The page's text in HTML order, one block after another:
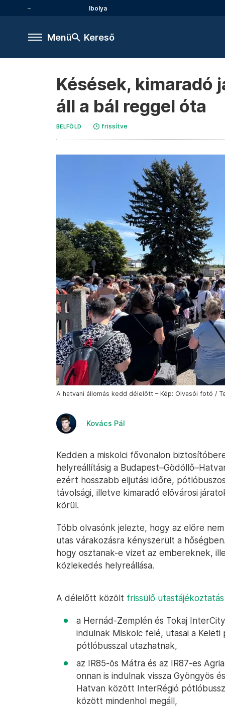
Ibolya
Menü Kereső
Késések, kimaradó
áll a bál reggel óta
BELFÖLD frissítve
A hatvani állomás kedd délelőtt – Kép: Olvasói fotó /
Kovács Pál
Kedden a miskolci fővonalon
helyreállításig a
ezért hosszabb eljutási időre,
távolsági, illetve kimaradó elővárosi
körül.
Több olvasónk jelezte, hogy az előre
utas várakozásra kényszerült a
hogy osztanak-e vizet az embereknek,
közlekedés helyreállása.
A délelőtt közölt frissülő
a Hernád-Zemplén és Tokaj
indulnak Miskolc felé, utasai a
pótlóbusszal utazhatnak,
az IR85-ös Mátra és az IR87-es
onnan is indulnak vissza Gyöngyös
Hatvan között InterRégió
között mindenhol megáll,